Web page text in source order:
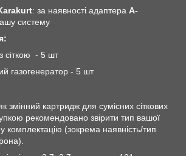
: за наявності адаптера A-
систему
сіткою - 5 шт
газогенератор - 5 шт
змінний картридж для сумісних сіткових
рекомендовано звірити тип вашої
комплектацію (зокрема наявність/тип